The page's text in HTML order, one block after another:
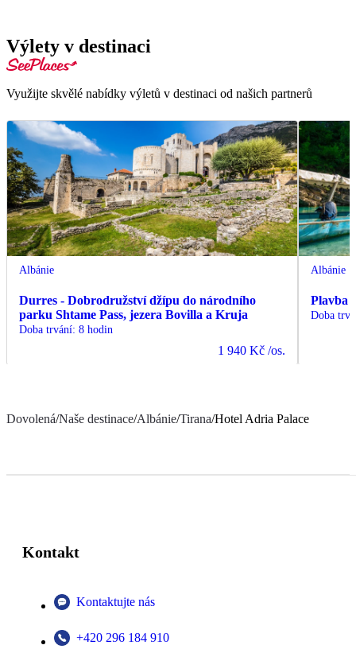
Výlety v destinaci
Využijte skvělé nabídky výletů v destinaci od našich partnerů
Albánie
Durres - Dobrodružství džípu do národního
parku Shtame Pass, jezera Bovilla a Kruja
Doba trvání: 8 hodin
1 940 Kč /os.
Albánie
Plavba
Doba
Dovolená/Naše destinace/Albánie/Tirana/Hotel Adria Palace
Kontakt
Kontaktujte nás
+420 296 184 910